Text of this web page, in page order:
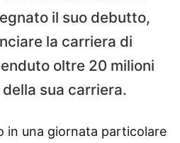
il suo debutto,
la carriera di
oltre 20 milioni
sua carriera.
in una giornata particolare